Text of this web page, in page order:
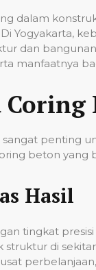
dalam
Yogyakarta,
dan
manfaatnya
Coring
penting
beton yang
Hasil
tingkat
di
perbelanjaan,